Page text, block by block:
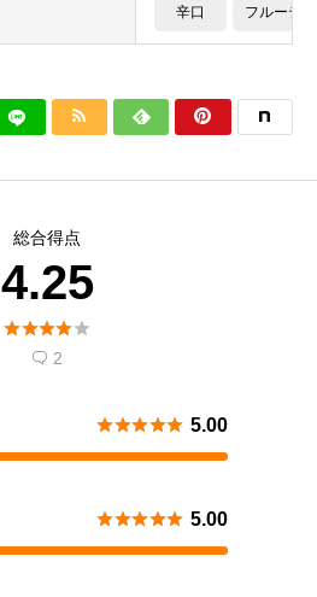
辛口 フルーティ
  
総合得点
4.25

 2
 5.00
 5.00